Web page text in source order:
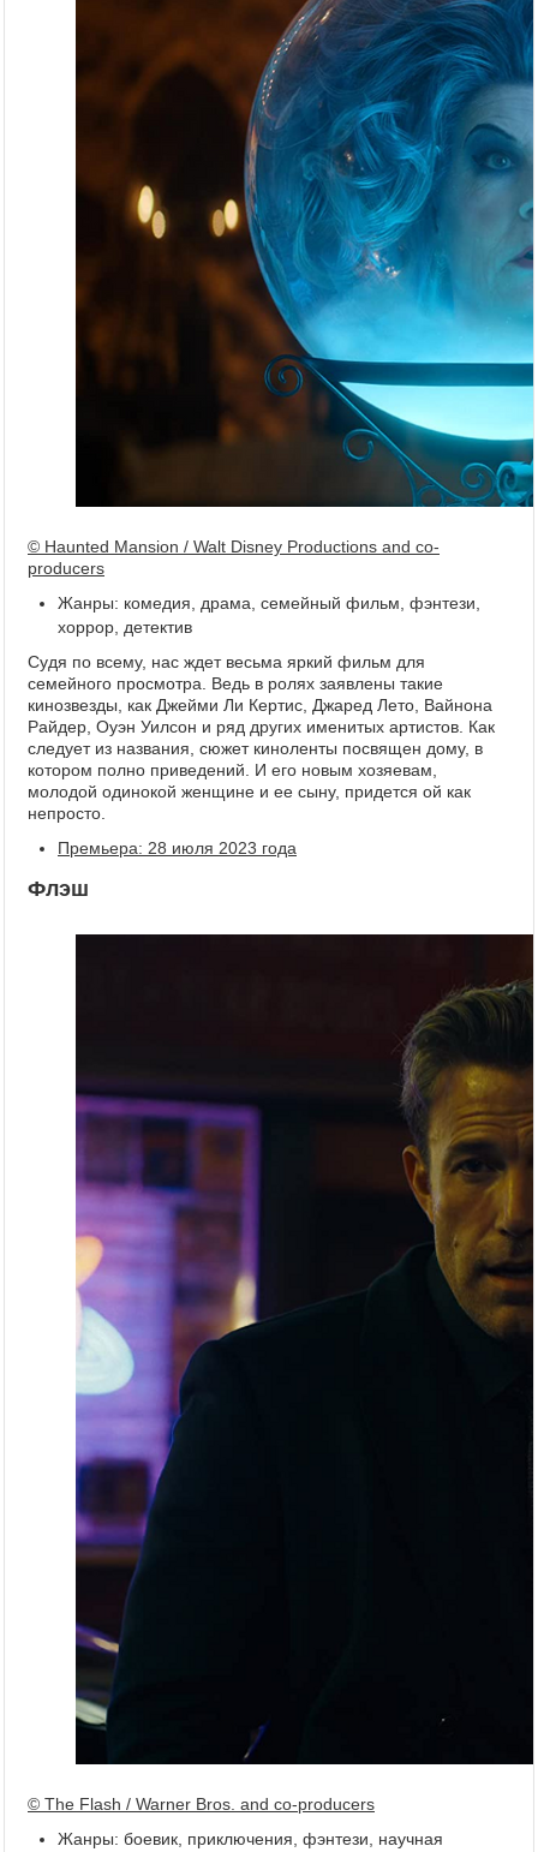
© Haunted Mansion / Walt Disney Productions and co-
producers
Жанры: комедия, драма, семейный фильм, фэнтези,
хоррор, детектив
Судя по всему, нас ждет весьма яркий фильм для
семейного просмотра. Ведь в ролях заявлены такие
кинозвезды, как Джейми Ли Кертис, Джаред Лето, Вайнона
Райдер, Оуэн Уилсон и ряд других именитых артистов. Как
следует из названия, сюжет киноленты посвящен дому, в
котором полно приведений. И его новым хозяевам,
молодой одинокой женщине и ее сыну, придется ой как
непросто.
Премьера: 28 июля 2023 года
Флэш
© The Flash / Warner Bros. and co-producers
Жанры: боевик, приключения, фэнтези, научная